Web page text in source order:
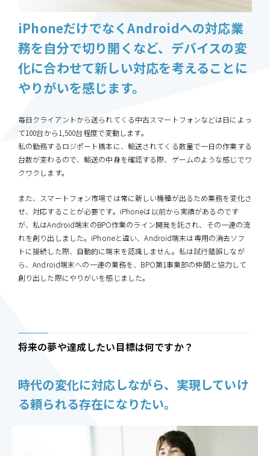
iPhoneだけでなくAndroidへの対応業
務を自分で切り開くなど、デバイスの変
化に合わせて新しい対応を考えることに
やりがいを感じます。
毎日クライアントから送られてくる中古スマートフォンなどは日によっ
て100台から1,500台程度で変動します。
私の勤務するロジポート橋本に、輸送されてくる数量で一日の作業する
台数が変わるので、輸送の中身を確認する際、ゲームのような感じでワ
クワクします。
また、スマートフォン市場では常に新しい機種が出るため業務を変化さ
せ、対応することが必要です。iPhoneは以前から実績があるのです
が、私はAndroid端末のBPO作業のライン開発を託され、その一連の流
れを創り出しました。iPhoneと違い、Android端末は専用の消去ソフ
トに接続した際、自動的に端末を認識しません。私は試行錯誤しなが
ら、Android端末への一連の業務を、BPO第1事業部の仲間と協力して
創り出した際にやりがいを感じました。
将来の夢や達成したい目標は何ですか？
時代の変化に対応しながら、実現していけ
る頼られる存在になりたい。